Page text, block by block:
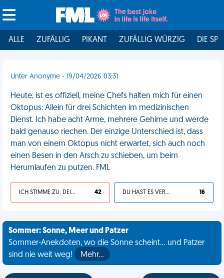
ALLE ZUFÄLLIG PIKANT ZUFÄLLIG WÜRZIG DIE
Unter Anonyme - 19/04/2026 03:31
Heute, ist es offiziell, meine Chefs halten mich für einen
Oktopus: Allein für drei Schichten im medizinischen
Dienst. Ich habe acht Arme, mehrere Gehirne und werde
bald genauso riechen. Der einzige Unterschied ist, dass
man von einem Oktopus nicht erwartet, sich auch noch
einen Besen in den Arsch zu schieben, um beim
Herumlaufen zu putzen. FML
ICH STIMME ZU, DEIN LEBEN IST SCHEISSE 42 DU HAST ES VERDIENT 16
Sommer: Sonne, Meer und Patzer
Sommer-Anekdoten, wo die Sonne scheint... und Patzer
sind nie weit weg!
Mehr…